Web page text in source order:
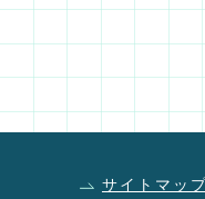
サイトマップ